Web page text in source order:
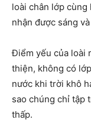
loài chân lớp cùng
nhận được sáng
Điểm yếu của loài
thiện, không có
nước khi trời khô
sao chúng chỉ tập
thấp.